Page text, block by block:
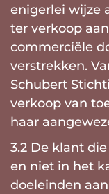
enigerlei wijze
ter verkoop
commerciële
verstrekken.
Schubert
verkoop van
haar
3.2 De klant
en niet in het
doeleinden